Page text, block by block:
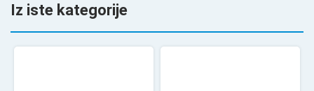
Iz iste kategorije